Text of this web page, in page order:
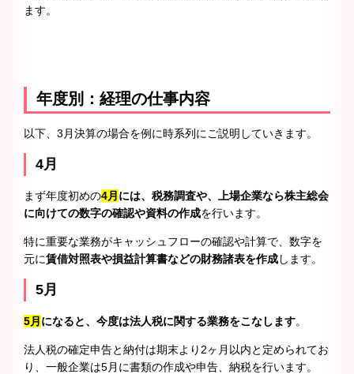
ます。
年度別：経理の仕事内容
以下、3月決算の場合を例に時系列にご説明していきます。
4月
まず年度初めの4月 には、税務調査や、上場企業なら株主総会
に向けての数字の確認や資料の作成を行います。
特に重要な業務がキャッシュフローの確認や計算で、数字を
元に賃借対照表や損益計算書などの財務諸表を作成します。
5月
5月 になると、今度は法人税に関する業務をこなします。
法人税の確定申告と納付は期末より2ヶ月以内と定められてお
り、一般企業は5月に書類の作成や申告、納税を行います。